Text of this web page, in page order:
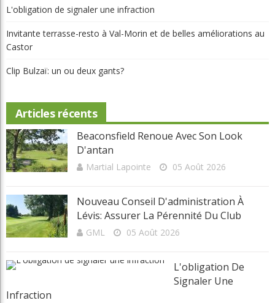
L'obligation de signaler une infraction
Invitante terrasse-resto à Val-Morin et de belles améliorations au
Castor
Clip Bulzaï: un ou deux gants?
Articles récents
Beaconsfield Renoue Avec Son Look
D'antan
Martial Lapointe 05 Août 2026
Nouveau Conseil D'administration À
Lévis: Assurer La Pérennité Du Club
GML 05 Août 2026
L'obligation De
Signaler Une
Infraction